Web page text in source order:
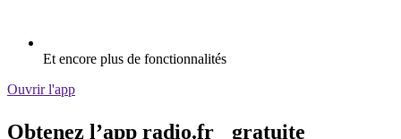
Et encore plus de fonctionnalités
Ouvrir l'app
Obtenez l’app radio.fr gratuite